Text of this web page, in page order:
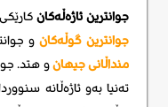
جوانترین ئاژەڵەکان
جوانترین گوڵەکانو
منداڵانی جیهانو هتد.
تەنیا بەو ئاژەڵانە